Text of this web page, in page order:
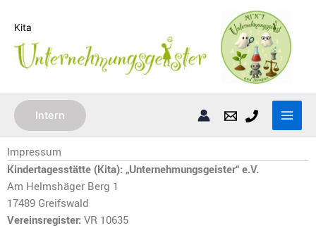
Inhalt
springen
Kita
Intern
Impressum
Kindertagesstätte (Kita): „Unternehmungsgeister“ e.V.
Am Helmshäger Berg 1
17489 Greifswald
Vereinsregister: VR 10635